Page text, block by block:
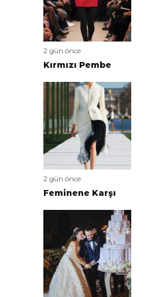
2 gün önce
Kırmızı Pembe
2 gün önce
Feminene Karşı